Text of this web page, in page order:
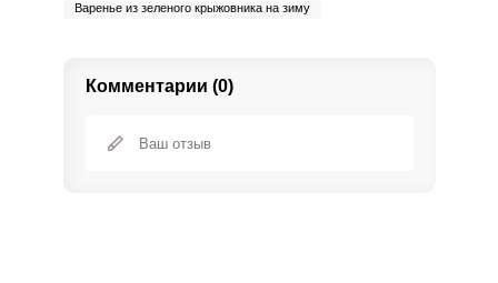
Варенье из зеленого крыжовника на зиму
Комментарии (0)